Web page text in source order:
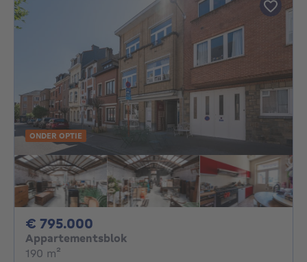
ONDER OPTIE
€ 795.000
Appartementsblok
190 m²